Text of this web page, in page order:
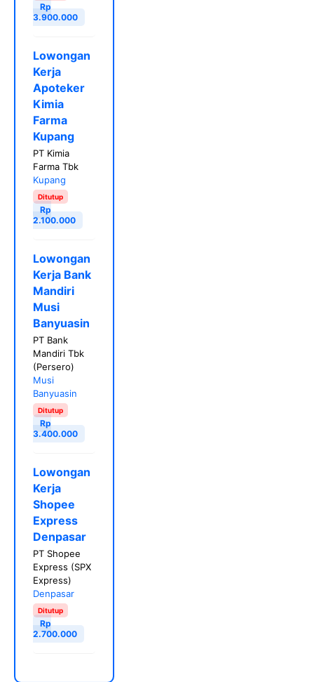
Rp
3.900.000
Lowongan
Kerja
Apoteker
Kimia
Farma
Kupang
PT Kimia
Farma Tbk
Kupang
Ditutup
Rp
2.100.000
Lowongan
Kerja Bank
Mandiri
Musi
Banyuasin
PT Bank
Mandiri Tbk
(Persero)
Musi
Banyuasin
Ditutup
Rp
3.400.000
Lowongan
Kerja
Shopee
Express
Denpasar
PT Shopee
Express (SPX
Express)
Denpasar
Ditutup
Rp
2.700.000